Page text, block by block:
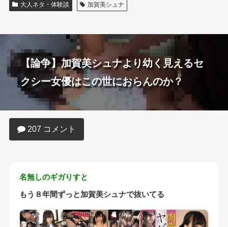
大人ネタ・体験談 加賀美シュナ
【論争】加賀美シュナより幼く見えるセ
クシー女優はこの世におらんのか？
207 コメント
名無しのギガりすと
もう８年間ずっと加賀美シュナで抜いてる